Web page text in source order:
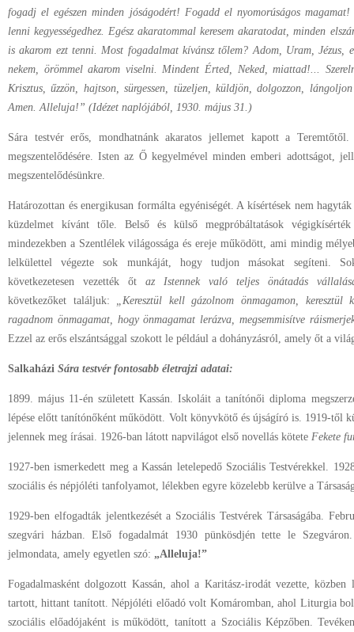
fogadj el egészen minden jóságodért! Fogadd el nyomorúságos
lenni kegyességedhez. Egész akaratommal keresem akaratodat, minden
is akarom ezt tenni. Most fogadalmat kívánsz tőlem? Adom, Uram, Jézus,
nekem, örömmel akarom viselni. Mindent Érted, Neked, miattad!...
Krisztus, űzzön, hajtson, sürgessen, tüzeljen, küldjön, dolgozzon,
Amen. Alleluja!” (Idézet naplójából, 1930. május 31.)
Sára testvér erős, mondhatnánk akaratos jellemet kapott a
megszentelődésére. Isten az Ő kegyelmével minden emberi adottságot,
megszentelődésünkre.
Határozottan és energikusan formálta egyéniségét. A kísértések nem
küzdelmet kívánt tőle. Belső és külső megpróbáltatások
mindezekben a Szentlélek világossága és ereje működött, ami mindig
lelkülettel végezte sok munkáját, hogy tudjon másokat segíteni.
következetesen vezették őt az Istennek való teljes önátadás
következőket találjuk: „Keresztül kell gázolnom önmagamon,
ragadnom önmagamat, hogy önmagamat lerázva, megsemmisítve
Ezzel az erős elszántsággal szokott le például a dohányzásról, amely őt a
Salkaházi Sára testvér fontosabb életrajzi adatai:
1899. május 11-én született Kassán. Iskoláit a tanítónői diploma
lépése előtt tanítónőként működött. Volt könyvkötő és újságíró is. 1919-től
jelennek meg írásai. 1926-ban látott napvilágot első novellás kötete Fekete
1927-ben ismerkedett meg a Kassán letelepedő Szociális Testvérekkel.
szociális és népjóléti tanfolyamot, lélekben egyre közelebb kerülve a
1929-ben elfogadták jelentkezését a Szociális Testvérek Társaságába.
szegvári házban. Első fogadalmát 1930 pünkösdjén tette le
jelmondata, amely egyetlen szó: „Alleluja!”
Fogadalmasként dolgozott Kassán, ahol a Karitász-irodát vezette, közben
tartott, hittant tanított. Népjóléti előadó volt Komáromban, ahol Liturgia
szociális előadójaként is működött, tanított a Szociális Képzőben.